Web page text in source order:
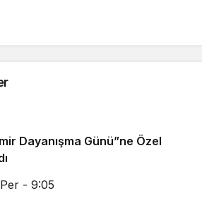
Dayanışma Günü”ne Özel
- 9:05